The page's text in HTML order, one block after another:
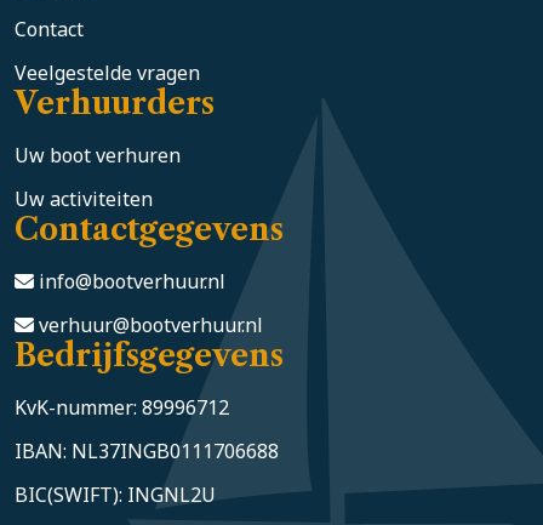
Contact
Veelgestelde vragen
Verhuurders
Uw boot verhuren
Uw activiteiten
Contactgegevens
info@bootverhuur.nl
verhuur@bootverhuur.nl
Bedrijfsgegevens
KvK-nummer: 89996712
IBAN: NL37INGB0111706688
BIC(SWIFT): INGNL2U